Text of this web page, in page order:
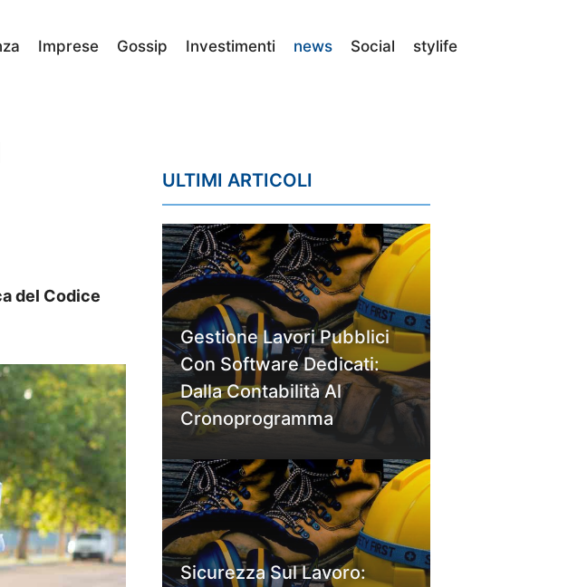
Imprese Gossip Investimenti news Social stylife
del Codice
ULTIMI ARTICOLI
Gestione Lavori Pubblici
Con Software Dedicati:
Dalla Contabilità Al
Cronoprogramma
Sicurezza Sul Lavoro: